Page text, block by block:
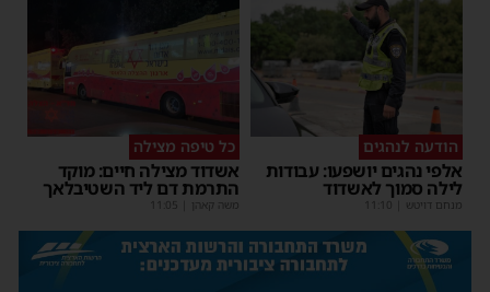
הודעה לנהגים
אלפי נהגים יושפעו: עבודות
לילה סמוך לאשדוד
מנחם דויטש 11:10
כל טיפה מצילה
אשדוד מצילה חיים: מוקד
התרמת דם ליד השטיבלאך
משה קאהן 11:05